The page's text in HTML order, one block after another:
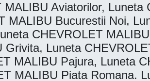
Aviatorilor,
Bucurestii Noi,
CHEVROLET
Luneta
MALIBU Pajura, Luneta
MALIBU Piata Romana.